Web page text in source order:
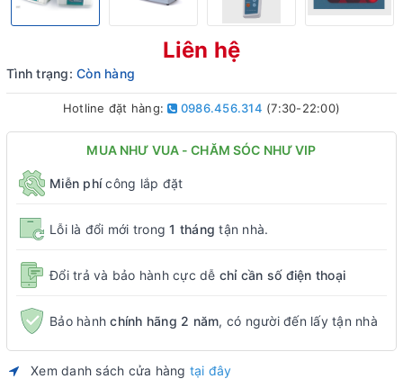
Liên hệ
Tình trạng: Còn hàng
Hotline đặt hàng: 0986.456.314 (7:30-22:00)
MUA NHƯ VUA - CHĂM SÓC NHƯ VIP
Miễn phícông lắp đặt
Lỗi là đổi mới trong1 tháng tận nhà.
Đổi trả và bảo hành cực dễ chỉ cần số điện thoại
Bảo hànhchính hãng 2 năm, có người đến lấy tận nhà
Xem danh sách cửa hàng tại đây